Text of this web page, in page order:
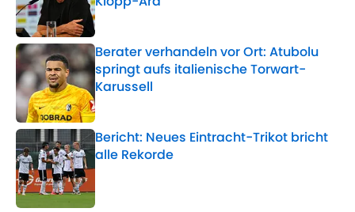
Published by on Invalid Date
Berater verhandeln vor Ort: Atubolu
springt aufs italienische Torwart-
Karussell
Published by on Invalid Date
Bericht: Neues Eintracht-Trikot bricht
alle Rekorde
Published by on Invalid Date